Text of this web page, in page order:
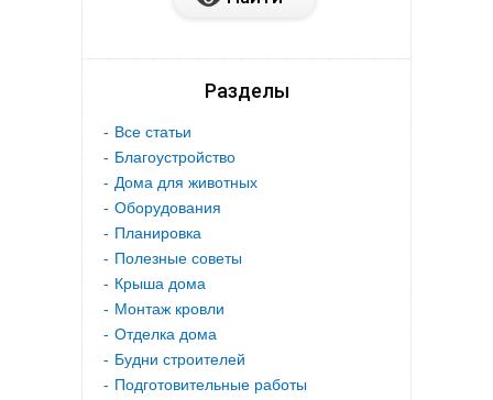
Разделы
Все статьи
Благоустройство
Дома для животных
Оборудования
Планировка
Полезные советы
Крыша дома
Монтаж кровли
Отделка дома
Будни строителей
Подготовительные работы